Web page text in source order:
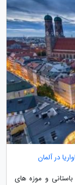
در آلمان
و موزه های